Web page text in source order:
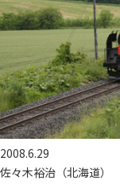
2008.6.29
佐々木裕治（北海道）